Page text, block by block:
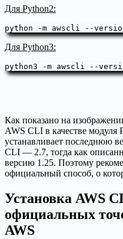
Для Python2:
python -m awscli --
Для Python3:
python3 -m awscli --
Как показано на
AWS CLI в качестве модуля
устанавливает последнюю
CLI — 2.7, тогда как
версию 1.25. Поэтому
официальный способ, о
Установка AWS
официальных
AWS